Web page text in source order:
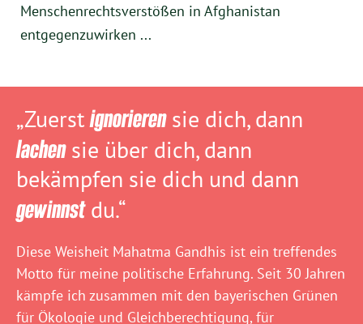
Menschenrechtsverstößen in Afghanistan
entgegenzuwirken ...
„Zuerstignorierensie dich, dann
lachensie über dich, dann
bekämpfen sie dich und dann
gewinnstdu.“
Diese Weisheit Mahatma Gandhis ist ein treffendes
Motto für meine politische Erfahrung. Seit 30 Jahren
kämpfe ich zusammen mit den bayerischen Grünen
für Ökologie und Gleichberechtigung, für